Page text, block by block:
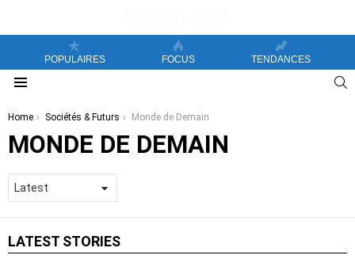
POPULAIRES FOCUS TENDANCES
You are here:
Home Sociétés & Futurs Monde de Demain
MONDE DE DEMAIN
LATEST STORIES